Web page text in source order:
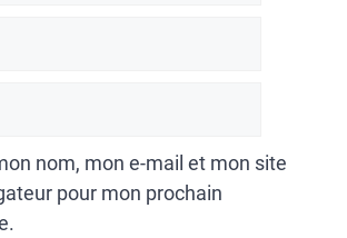
nom, mon e-mail et mon site
pour mon prochain